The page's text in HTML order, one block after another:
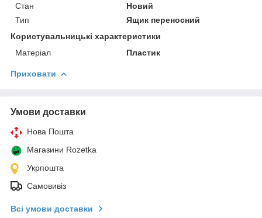
Стан
Новий
Тип
Ящик переносний
Користувальницькі характеристики
Матеріал
Пластик
Приховати
Умови доставки
Нова Пошта
Магазини Rozetka
Укрпошта
Самовивіз
Всі умови доставки